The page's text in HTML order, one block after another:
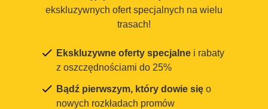
ekskluzywnych ofert specjalnych na wielu
trasach!
Ekskluzywne oferty specjalne i rabaty
z oszczędnościami do 25%
Bądź pierwszym, który dowie się o
nowych rozkładach promów